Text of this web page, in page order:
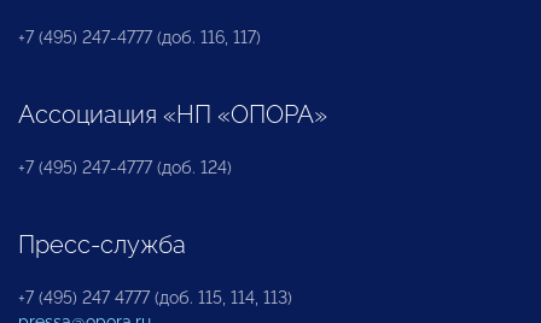
+7 (495) 247-4777 (доб. 116, 117)
Ассоциация «НП «ОПОРА»
+7 (495) 247-4777 (доб. 124)
Пресс-служба
+7 (495) 247 4777 (доб. 115, 114, 113)